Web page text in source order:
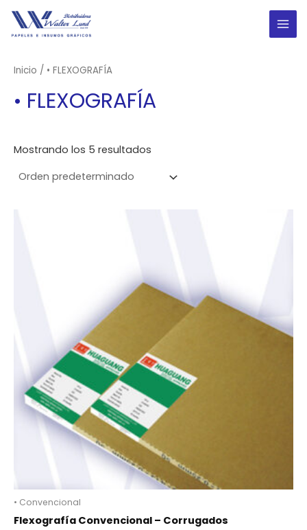
contenido
Inicio / • FLEXOGRAFÍA
• FLEXOGRAFÍA
Mostrando los 5 resultados
• Convencional
Flexografía Convencional – Corrugados